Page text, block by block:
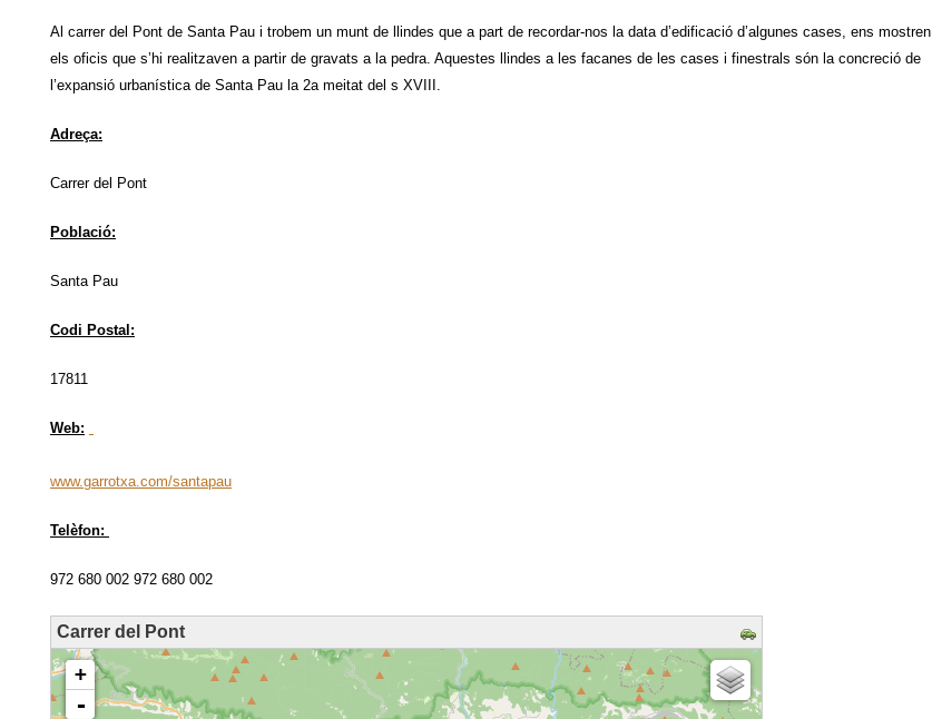
Al carrer del Pont de Santa Pau i trobem un munt de llindes que a part de recordar-nos la data d’edificació d’algunes cases, ens mostren
els oficis que s’hi realitzaven a partir de gravats a la pedra. Aquestes llindes a les facanes de les cases i finestrals són la concreció de
l’expansió urbanística de Santa Pau la 2a meitat del s XVIII.
Adreça:
Carrer del Pont
Població:
Santa Pau
Codi Postal:
17811
Web:
www.garrotxa.com/santapau
Telèfon:
972 680 002 972 680 002
Carrer del Pont
loading map - please wait...
+
-